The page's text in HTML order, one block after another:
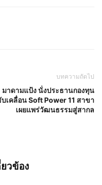
บทความถัดไป
มาดามแป้ง นั่งประธานกองทุน
เคลื่อน Soft Power 11 สาขา
เผยแพร่วัฒนธรรมสู่สากล
วข้อง